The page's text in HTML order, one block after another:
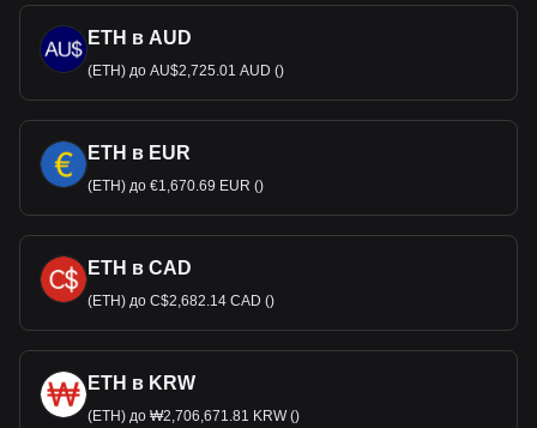
ETH в AUD
(ETH) до AU$2,725.01 AUD ()
ETH в EUR
(ETH) до €1,670.69 EUR ()
ETH в CAD
(ETH) до C$2,682.14 CAD ()
ETH в KRW
(ETH) до ₩2,706,671.81 KRW ()